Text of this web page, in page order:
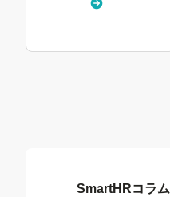
く
SmartHRコラム